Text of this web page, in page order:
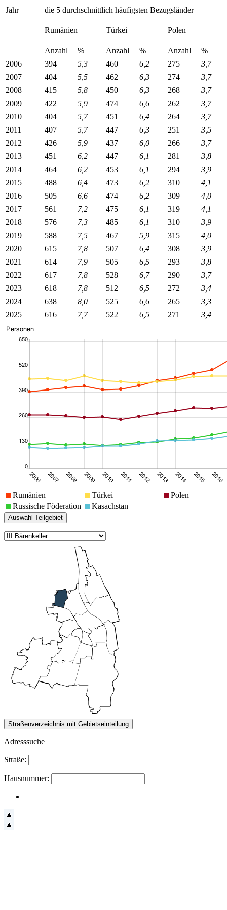
Jahr die 5 durchschnittlich häufigsten Bezugsländer
Rumänien Türkei Polen
Anzahl % Anzahl % Anzahl
%
2006
394 5,3 460 6,2 275
3,7
2007
404 5,5 462 6,3 274
3,7
2008
415 5,8 450 6,3 268
3,7
2009
422 5,9 474 6,6 262
3,7
2010
404 5,7 451 6,4 264
3,7
2011
407 5,7 447 6,3 251
3,5
2012
426 5,9 437 6,0 266
3,7
2013
451 6,2 447 6,1 281
3,8
2014
464 6,2 453 6,1 294
3,9
2015
488 6,4 473 6,2 310
4,1
2016
505 6,6 474 6,2 309
4,0
2017
561 7,2 475 6,1 319
4,1
2018
576 7,3 485 6,1 310
3,9
2019
588 7,5 467 5,9 315
4,0
2020
615 7,8 507 6,4 308
3,9
2021
614 7,9 505 6,5 293
3,8
2022
617 7,8 528 6,7 290
3,7
2023
618 7,8 512 6,5 272
3,4
2024
638 8,0 525 6,6 265
3,3
2025
616 7,7 522 6,5 271 3,4
Rumänien Türkei
Polen
Russische Föderation
Kasachstan
Adresssuche
Straße:
Hausnummer: